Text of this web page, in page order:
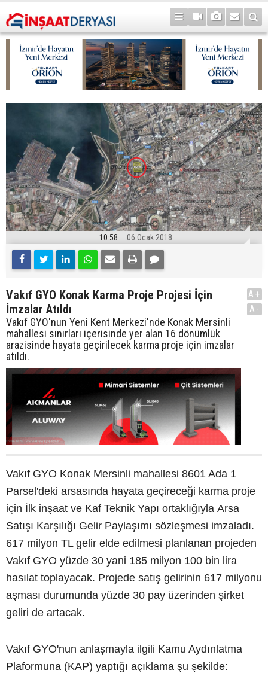
10:58 06 Ocak 2018
Vakıf GYO Konak Karma Proje Projesi İçin
İmzalar Atıldı
Vakıf GYO'nun Yeni Kent Merkezi'nde Konak Mersinli
mahallesi sınırları içerisinde yer alan 16 dönümlük
arazisinde hayata geçirilecek karma proje için imzalar
atıldı.
A+
A-
Vakıf GYO Konak Mersinli mahallesi 8601 Ada 1
Parsel'deki arsasında hayata geçireceği karma proje
için İlk inşaat ve Kaf Teknik Yapı ortaklığıyla Arsa
Satışı Karşılığı Gelir Paylaşımı sözleşmesi imzaladı.
617 milyon TL gelir elde edilmesi planlanan projeden
Vakıf GYO yüzde 30 yani 185 milyon 100 bin lira
hasılat toplayacak. Projede satış gelirinin 617 milyonu
aşması durumunda yüzde 30 pay üzerinden şirket
geliri de artacak.
Vakıf GYO'nun anlaşmayla ilgili Kamu Aydınlatma
Plaformuna (KAP) yaptığı açıklama şu şekilde: